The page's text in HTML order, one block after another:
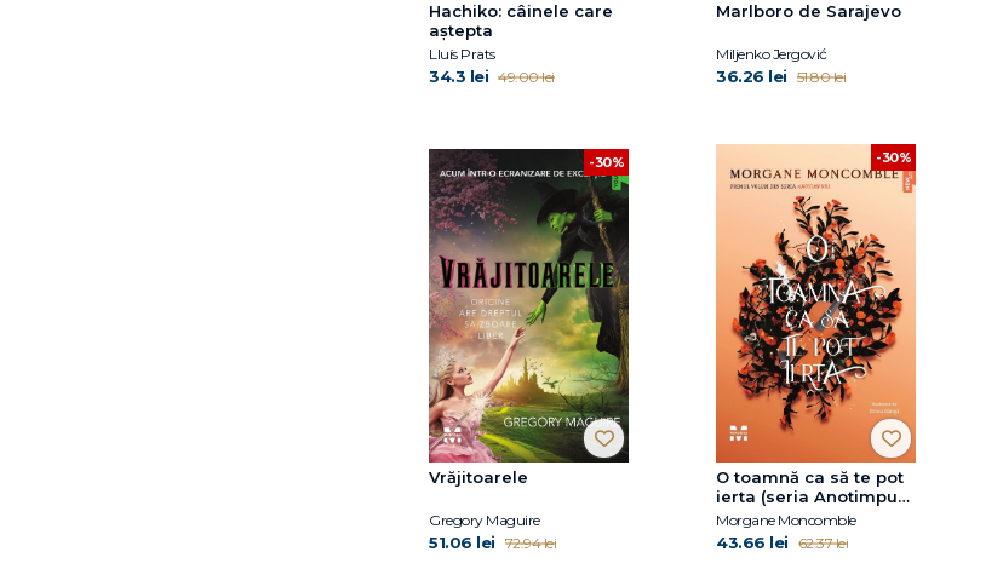
Hachiko: câinele care
aştepta
Lluís Prats
34.3 lei 49.00 lei
Marlboro de Sarajevo
Miljenko Jergović
36.26 lei 51.80 lei
-30%
Vrăjitoarele
Gregory Maguire
51.06 lei 72.94 lei
-30%
O toamnă ca să te pot
ierta (seria Anotimpuri,
vol.1)
Morgane Moncomble
43.66 lei 62.37 lei